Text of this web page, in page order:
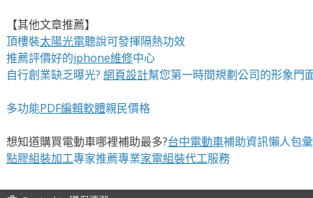
【其他文章推薦】
頂樓裝太陽光電聽說可發揮隔熱功效
推薦評價好的iphone維修中心
自行創業缺乏曝光? 網頁設計幫您第一時間規劃公司的形象門
多功能PDF編輯軟體親民價格
想知道購買電動車哪裡補助最多?台中電動車補助資訊懶人包
點膠組裝加工專家推薦專業家電組裝代工服務